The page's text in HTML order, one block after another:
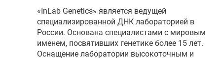
«InLab Genetics» является ведущей
специализированной ДНК лабораторией в
России. Основана специалистами с мировым
именем, посвятивших генетике более 15 лет.
Оснащение лаборатории высокоточным и